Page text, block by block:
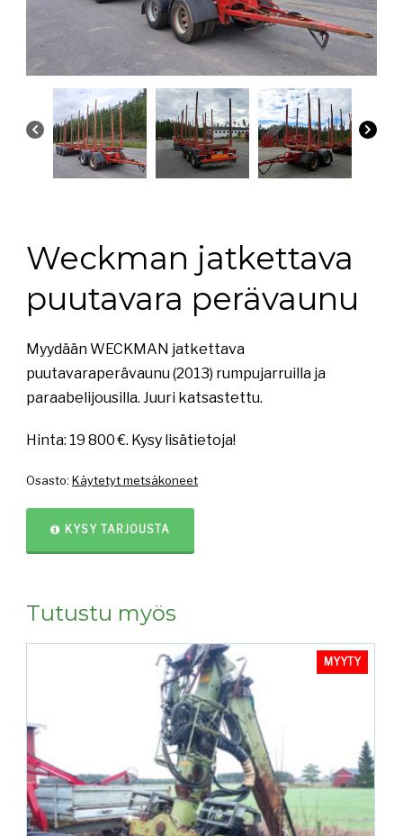
Weckman jatkettava
puutavara perävaunu
Myydään WECKMAN jatkettava
puutavaraperävaunu (2013) rumpujarruilla ja
paraabelijousilla. Juuri katsastettu.
Hinta: 19 800 €. Kysy lisätietoja!
Osasto: Käytetyt metsäkoneet
KYSY TARJOUSTA
Tutustu myös
MYYTY